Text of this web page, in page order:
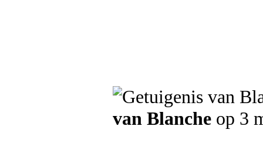
van Blanche op 3